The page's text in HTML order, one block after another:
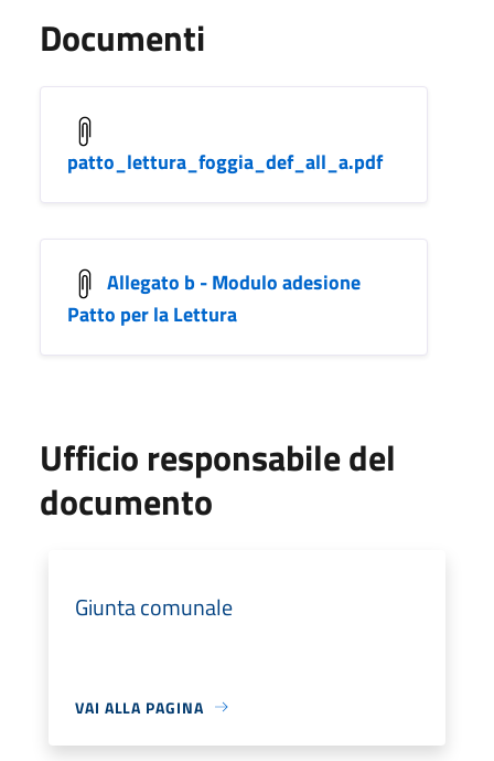
Documenti
patto_lettura_foggia_def_all_a.pdf
Allegato b - Modulo adesione
Patto per la Lettura
Ufficio responsabile del
documento
Giunta comunale
VAI ALLA PAGINA